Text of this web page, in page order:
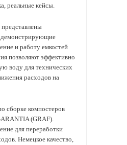
реальные кейсы.
демонстрирующие
и работу емкостей
позволяют эффективно
воду для технических
расходов на
сборке компостеров
(GRAF).
для переработки
Немецкое качество,